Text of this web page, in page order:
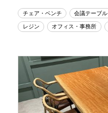
チェア・ベンチ 会議テーブル
レジン
オフィス・事務所